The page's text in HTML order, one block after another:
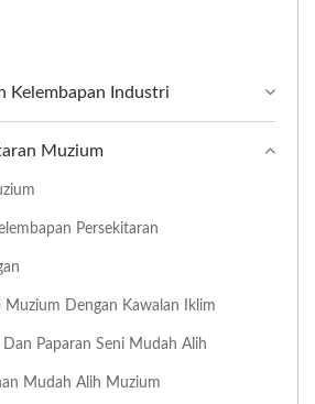
Kelembapan Industri
Muzium
Persekitaran
Muzium Dengan Kawalan Iklim
Dan Paparan Seni Mudah Alih
Mudah Alih Muzium